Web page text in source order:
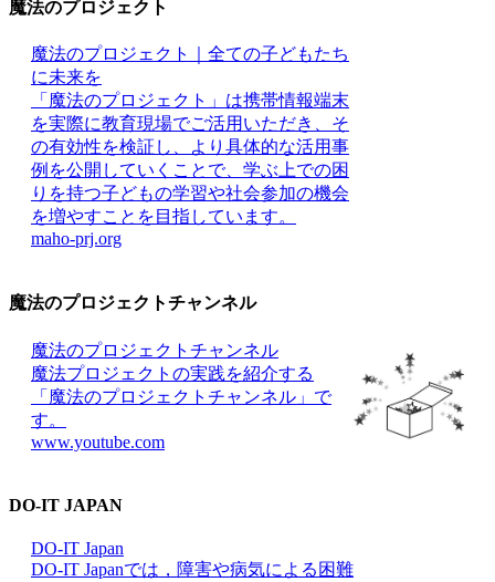
魔法のプロジェクト
魔法のプロジェクト｜全ての子どもたち
に未来を
「魔法のプロジェクト」は携帯情報端末
を実際に教育現場でご活用いただき、そ
の有効性を検証し、より具体的な活用事
例を公開していくことで、学ぶ上での困
りを持つ子どもの学習や社会参加の機会
を増やすことを目指しています。
maho-prj.org
魔法のプロジェクトチャンネル
魔法のプロジェクトチャンネル
魔法プロジェクトの実践を紹介する
「魔法のプロジェクトチャンネル」で
す。
www.youtube.com
DO-IT JAPAN
DO-IT Japan
DO-IT Japanでは，障害や病気による困難